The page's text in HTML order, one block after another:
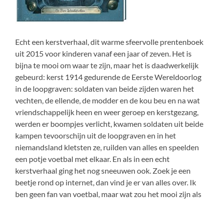
Echt een kerstverhaal, dit warme sfeervolle prentenboek
uit 2015 voor kinderen vanaf een jaar of zeven. Het is
bijna te mooi om waar te zijn, maar het is daadwerkelijk
gebeurd: kerst 1914 gedurende de Eerste Wereldoorlog
in de loopgraven: soldaten van beide zijden waren het
vechten, de ellende, de modder en de kou beu en na wat
vriendschappelijk heen en weer geroep en kerstgezang,
werden er boompjes verlicht, kwamen soldaten uit beide
kampen tevoorschijn uit de loopgraven en in het
niemandsland kletsten ze, ruilden van alles en speelden
een potje voetbal met elkaar. En als in een echt
kerstverhaal ging het nog sneeuwen ook. Zoek je een
beetje rond op internet, dan vind je er van alles over. Ik
ben geen fan van voetbal, maar wat zou het mooi zijn als